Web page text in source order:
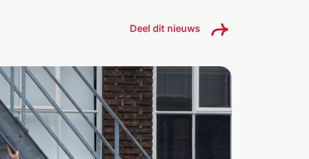
Deel dit nieuws